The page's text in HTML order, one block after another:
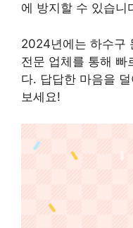
에 방지할 수 있습니
2024년에는 하수구
전문 업체를 통해 빠
다. 답답한 마음을
보세요!